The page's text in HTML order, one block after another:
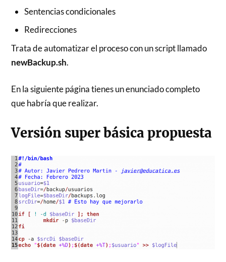
Sentencias condicionales
Redirecciones
Trata de automatizar el proceso con un script llamado
newBackup.sh.
En la siguiente página tienes un enunciado completo
que habría que realizar.
Versión super básica propuesta